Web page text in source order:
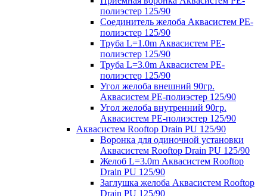
полиэстер 125/90
Соединитель желоба Аквасистем PE-
полиэстер 125/90
Труба L=1.0m Аквасистем PE-
полиэстер 125/90
Труба L=3.0m Аквасистем PE-
полиэстер 125/90
Угол желоба внешний 90гр.
Аквасистем PE-полиэстер 125/90
Угол желоба внутренний 90гр.
Аквасистем PE-полиэстер 125/90
Аквасистем Rooftop Drain PU 125/90
Воронка для одиночной установки
Аквасистем Rooftop Drain PU 125/90
Желоб L=3.0m Аквасистем Rooftop
Drain PU 125/90
Заглушка желоба Аквасистем Rooftop
Drain PU 125/90